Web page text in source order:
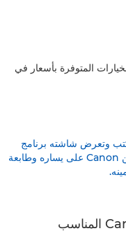
المتوفرة بأسعار في
كيفية اختيار تطبيق الطباعة من Canon المناسب